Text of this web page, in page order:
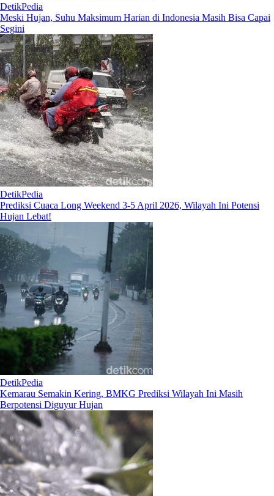
DetikPedia
Meski Hujan, Suhu Maksimum Harian di Indonesia Masih Bisa Capai
Segini
DetikPedia
Prediksi Cuaca Long Weekend 3-5 April 2026, Wilayah Ini Potensi
Hujan Lebat!
DetikPedia
Kemarau Semakin Kering, BMKG Prediksi Wilayah Ini Masih
Berpotensi Diguyur Hujan